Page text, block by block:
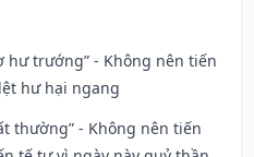
hư trướng” - Không nên tiến
hư hại ngang
thường” - Không nên tiến